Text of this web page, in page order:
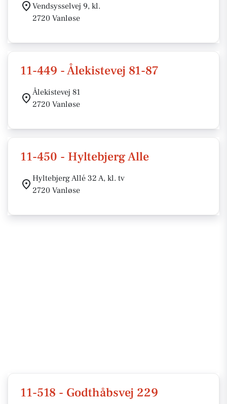
Vendsysselvej 9, kl.
2720 Vanløse
11-449 - Ålekistevej 81-87
Ålekistevej 81
2720 Vanløse
11-450 - Hyltebjerg Alle
Hyltebjerg Allé 32 A, kl. tv
2720 Vanløse
11-518 - Godthåbsvej 229